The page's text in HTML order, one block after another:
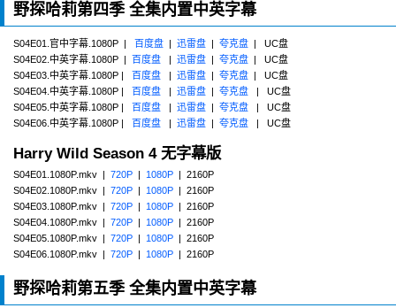
野探哈莉第四季 全集内置中英字幕
S04E01.官中字幕.1080P | 百度盘 | 迅雷盘 | 夸克盘 | UC盘
S04E02.中英字幕.1080P | 百度盘 | 迅雷盘 | 夸克盘 | UC盘
S04E03.中英字幕.1080P | 百度盘 | 迅雷盘 | 夸克盘 | UC盘
S04E04.中英字幕.1080P | 百度盘 | 迅雷盘 | 夸克盘 | UC盘
S04E05.中英字幕.1080P | 百度盘 | 迅雷盘 | 夸克盘 | UC盘
S04E06.中英字幕.1080P | 百度盘 | 迅雷盘 | 夸克盘 | UC盘
Harry Wild Season 4 无字幕版
S04E01.1080P.mkv | 720P | 1080P | 2160P
S04E02.1080P.mkv | 720P | 1080P | 2160P
S04E03.1080P.mkv | 720P | 1080P | 2160P
S04E04.1080P.mkv | 720P | 1080P | 2160P
S04E05.1080P.mkv | 720P | 1080P | 2160P
S04E06.1080P.mkv | 720P | 1080P | 2160P
野探哈莉第五季 全集内置中英字幕